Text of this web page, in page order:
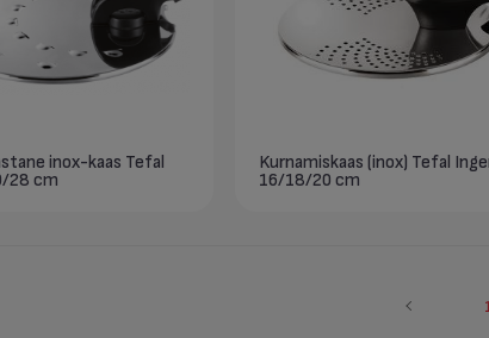
inox-kaas Tefal
28 cm
Kurnamiskaas (inox) Tefal
16/18/20 cm